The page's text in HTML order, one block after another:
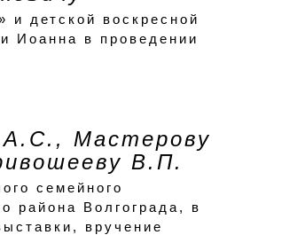
детской воскресной
Иоанна в проведении
А.С., Мастерову
В.П.
семейного
района Волгограда, в
вручение